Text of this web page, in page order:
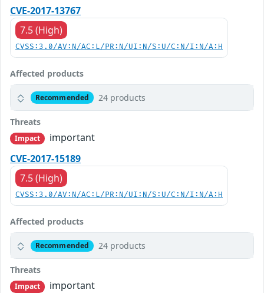
CVE-2017-13767
7.5 (High)
CVSS:3.0/AV:N/AC:L/PR:N/UI:N/S:U/C:N/I:N/A:H
Affected products
Recommended 24 products
Threats
Impact
important
CVE-2017-15189
7.5 (High)
CVSS:3.0/AV:N/AC:L/PR:N/UI:N/S:U/C:N/I:N/A:H
Affected products
Recommended 24 products
Threats
Impact
important